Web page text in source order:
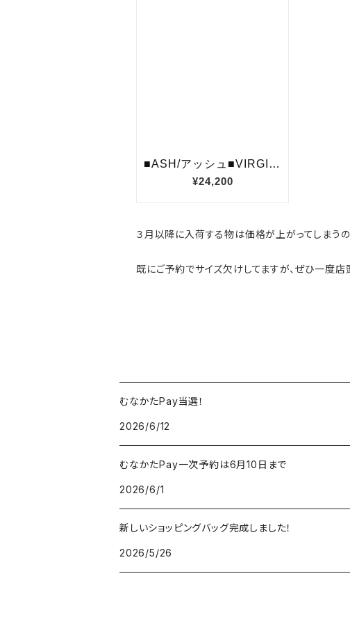
３月以降に入荷する物は価格が上がってしまうの
既にご予約でサイズ欠けしてますが、ぜひ一度店
むなかたPay当選！
2026/6/12
むなかたPay一次予約は6月10日まで
2026/6/1
新しいショッピングバッグ完成しました！
2026/5/26